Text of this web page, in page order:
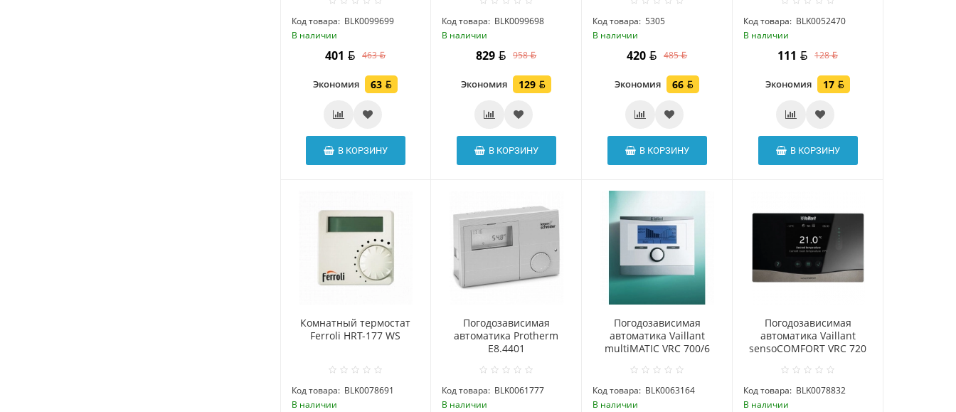
Код товара: BLK0099699
В наличии
401 463
Экономия 63
В КОРЗИНУ
Код товара: BLK0099698
В наличии
829 958
Экономия 129
В КОРЗИНУ
Код товара: 5305
В наличии
420 485
Экономия 66
В КОРЗИНУ
Код товара: BLK0052470
В наличии
111 128
Экономия 17
В КОРЗИНУ
Комнатный термостат
Ferroli HRT-177 WS
Код товара: BLK0078691
В наличии
Погодозависимая
автоматика Protherm
Е8.4401
Код товара: BLK0061777
В наличии
Погодозависимая
автоматика Vaillant
multiMATIC VRC 700/6
Код товара: BLK0063164
В наличии
Погодозависимая
автоматика Vaillant
sensoCOMFORT VRC 720
Код товара: BLK0078832
В наличии